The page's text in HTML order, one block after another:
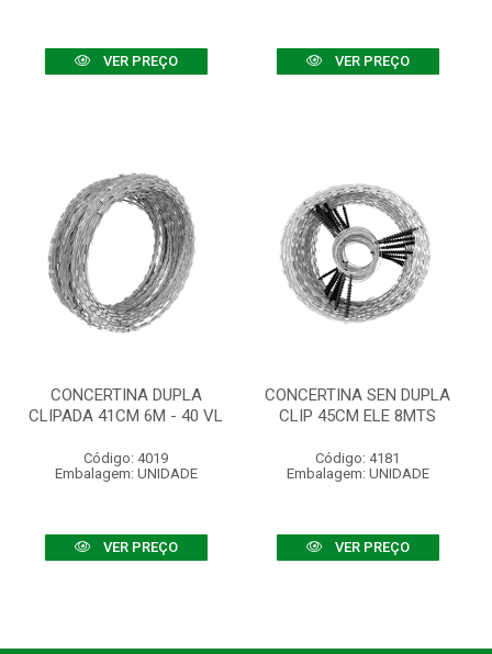
VER PREÇO VER PREÇO
CONCERTINA DUPLA
CLIPADA 41CM 6M - 40 VL
Código: 4019
Embalagem: UNIDADE
VER PREÇO
CONCERTINA SEN DUPLA
CLIP 45CM ELE 8MTS
Código: 4181
Embalagem: UNIDADE
VER PREÇO